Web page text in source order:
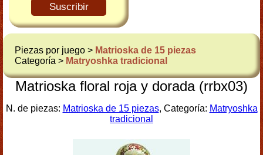
Suscribir
Piezas por juego > Matrioska de 15 piezas
Categoría > Matryoshka tradicional
Matrioska floral roja y dorada (rrbx03)
N. de piezas: Matrioska de 15 piezas, Categoría: Matryoshka
tradicional